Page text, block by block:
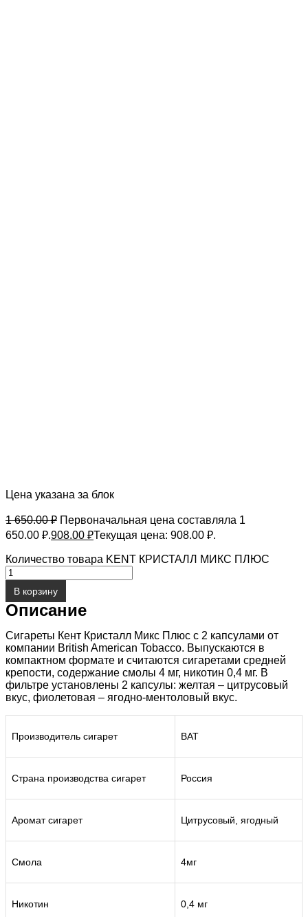
Цена указана за блок
1 650.00₽ Первоначальная цена составляла 1
650.00 ₽.908.00 ₽Текущая цена: 908.00 ₽.
Количество товара KENT КРИСТАЛЛ МИКС ПЛЮС
В корзину
Описание
Сигареты Кент Кристалл Микс Плюс с 2 капсулами от
компании British American Tobacco. Выпускаются в
компактном формате и считаются сигаретами средней
крепости, содержание смолы 4 мг, никотин 0,4 мг. В
фильтре установлены 2 капсулы: желтая – цитрусовый
вкус, фиолетовая – ягодно-ментоловый вкус.
Производитель сигарет BAT
Страна производства сигарет Россия
Аромат сигарет Цитрусовый, ягодный
Смола 4мг
Никотин 0,4 мг